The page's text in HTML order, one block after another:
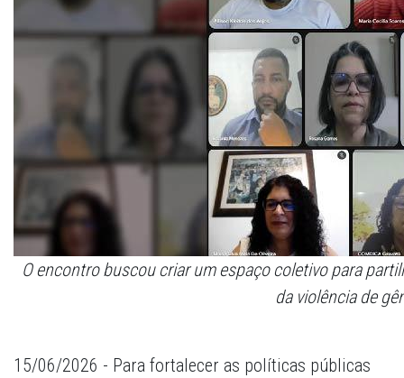
O encontro buscou criar um espaço coletivo para
da violência de
15/06/2026 - Para fortalecer as políticas públicas